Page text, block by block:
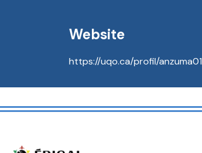
Website
https://uqo.ca/profil/anzuma01